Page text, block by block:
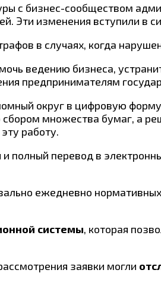
с бизнес-сообществом
Эти изменения вступили в
в случаях, когда
ведению бизнеса,
предпринимателям
округ в цифровую
множества бумаг, а
работу.
и полный перевод в
ежедневно
системы, которая
заявки могли